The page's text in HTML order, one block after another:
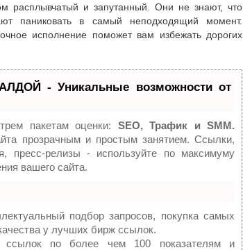
расплывчатый и запутанный. Они не знают, что
паниковать в самый неподходящий момент.
исполнение поможет вам избежать дорогих
- Уникальные возможности от
пакетам оценки: SEO, Трафик и SMM.
прозрачным и простым занятием. Ссылки,
пресс-релизы - используйте по максимуму
вашего сайта.
подбор запросов, покупка самых
у лучших бирж ссылок.
ссылок по более чем 100 показателям и